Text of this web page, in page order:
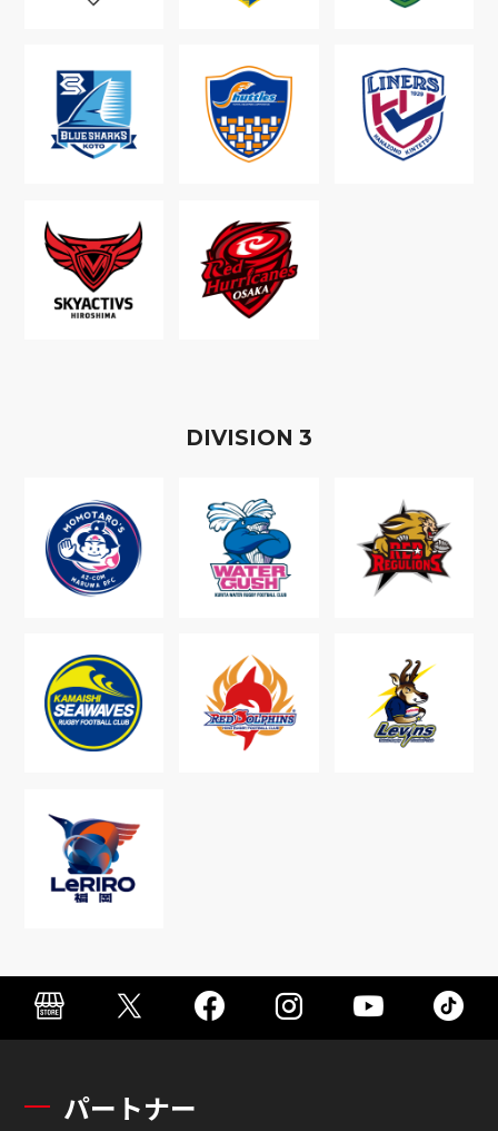
DIVISION 3
パートナー